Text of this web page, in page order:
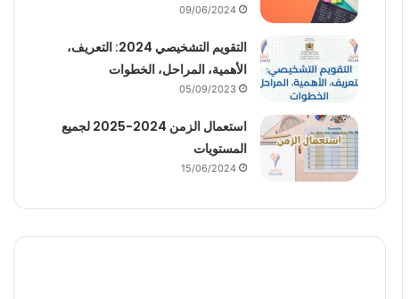
09/06/2024
التقويم التشخيصي 2024: التعريف،
الأهمية، المراحل، الخطوات
05/09/2023
استعمال الزمن 2024-2025 لجميع
المستويات
15/06/2024